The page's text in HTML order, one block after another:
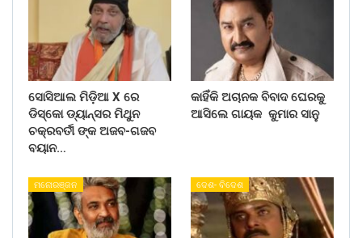
ସୋସିଆଲ ମିଡ଼ିଆ X ରେ
ଡିସ୍କୋ ଡ୍ୟାନ୍ସର ମିଥୁନ
ଚକ୍ରବର୍ତୀ ଙ୍କ ଅଜବ-ଗଜବ
ବୟାନ…
କାହିଁକି ଅଚାନକ ବିବାଦ ଘେରକୁ
ଆସିଲେ ଗାୟକ କୁମାର ସାନୁ
ମନୋରଞ୍ଜନ ଦେଶ- ବିଦେଶ